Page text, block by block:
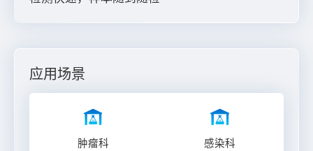
应用场景
肿瘤科 感染科